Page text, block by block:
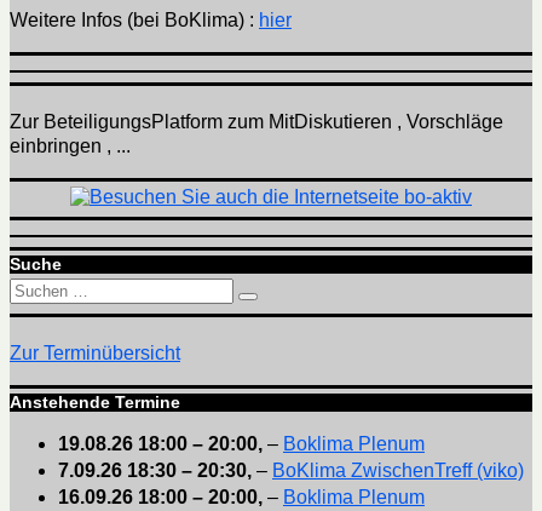
Weitere Infos (bei BoKlima) : hier
Zur BeteiligungsPlatform zum MitDiskutieren , Vorschläge
einbringen , ...
Suche
Suchen
nach:
Suchen
Zur Terminübersicht
Anstehende Termine
19.08.26 18:00 – 20:00, – Boklima Plenum
7.09.26 18:30 – 20:30, – BoKlima ZwischenTreff (viko)
16.09.26 18:00 – 20:00, – Boklima Plenum